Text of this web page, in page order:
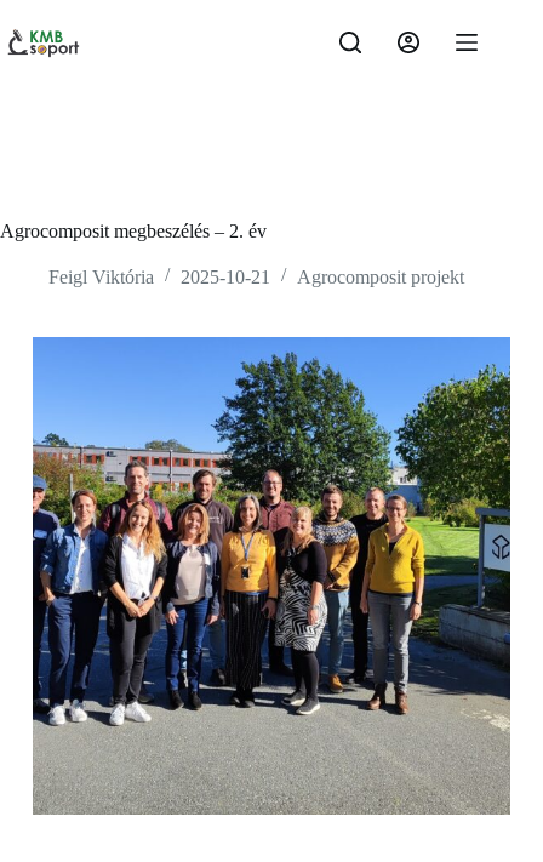
Agrocomposit megbeszélés – 2. év
Feigl Viktória 2025-10-21 Agrocomposit projekt